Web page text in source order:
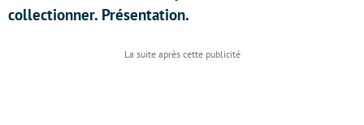
collectionner. Présentation.